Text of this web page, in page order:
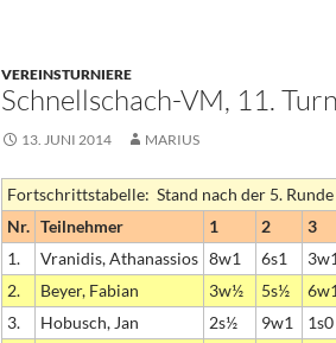
VEREINSTURNIERE
Schnellschach-VM, 11.
13. JUNI 2014 MARIUS
Fortschrittstabelle: Stand nach der 5. Runde
Nr. Teilnehmer 1 2 3
1.
Vranidis, Athanassios 8w1 6s1 3w1
2.
Beyer, Fabian 3w½ 5s½ 6w1
3.
Hobusch, Jan 2s½ 9w1 1s0